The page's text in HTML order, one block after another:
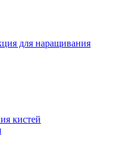
для наращивания
кистей